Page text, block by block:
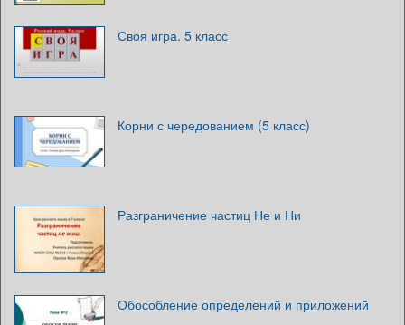
Своя игра. 5 класс
Корни с чередованием (5 класс)
Разграничение частиц Не и Ни
Обособление определений и приложений